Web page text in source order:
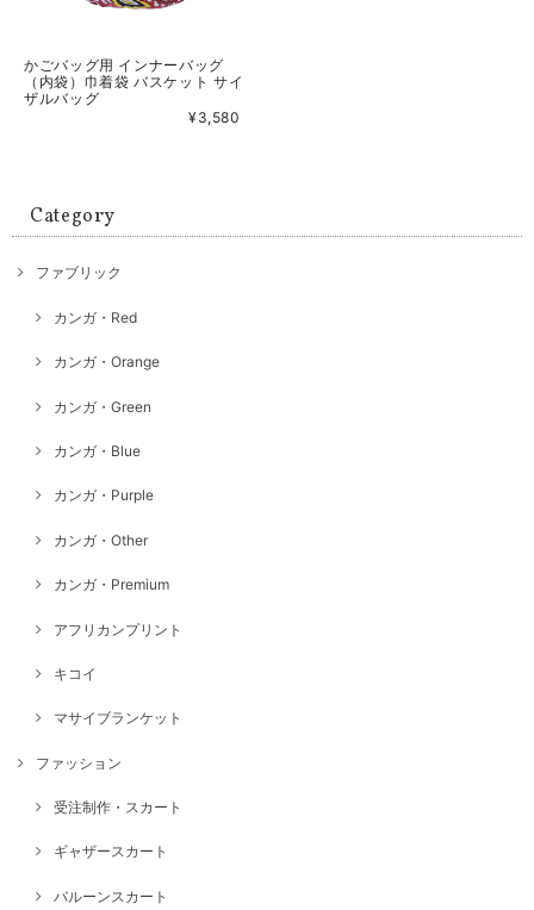
かごバッグ用 インナーバッグ
（内袋）巾着袋 バスケット サイ
ザルバッグ
¥3,580
Category
ファブリック
カンガ・Red
カンガ・Orange
カンガ・Green
カンガ・Blue
カンガ・Purple
カンガ・Other
カンガ・Premium
アフリカンプリント
キコイ
マサイブランケット
ファッション
受注制作・スカート
ギャザースカート
バルーンスカート